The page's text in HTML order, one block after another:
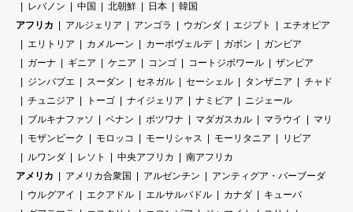
レバノン
中国 北朝鮮 日本
韓国
アフリカ
アルジェリア アンゴラ ウガンダ エジプト
エチオピア
エリトリア
カメルーン カーボヴェルデ ガボン
ガンビア
ガーナ
ギニア ケニア コンゴ コートジボワール
ザンビア
ジンバブエ
スーダン セネガル セーシェル タンザニア
チャド
チュニジア
トーゴ ナイジェリア ナミビア
ニジェール
ブルキナファソ
ベナン ボツワナ マダガスカル マラウイ
マリ
モザンビーク
モロッコ モーリシャス モーリタニア
リビア
ルワンダ
レソト 中央アフリカ
南アフリカ
アメリカ
アメリカ合衆国 アルゼンチン
アンティグア・バーブーダ
ウルグアイ
エクアドル エルサルバドル カナダ
キューバ